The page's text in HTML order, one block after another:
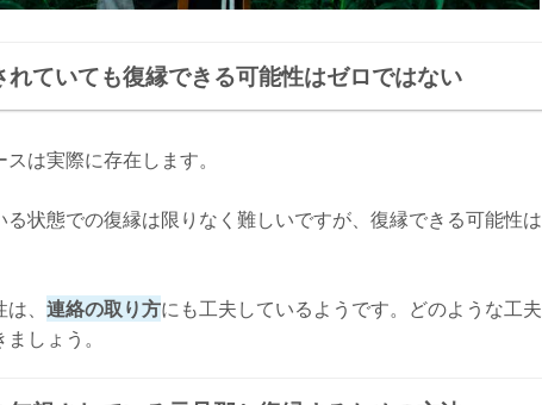
ていても復縁できる可能性はゼロではない
は実際に存在します。
状態での復縁は限りなく難しいですが、復縁できる可能性は
、 連絡の取り方にも工夫しているようです。どのような工夫
しょう。